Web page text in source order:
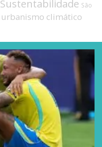
Sustentabilidade São
urbanismo climático